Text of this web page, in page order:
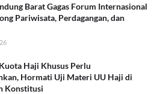
Barat Gagas Forum Internasional
Pariwisata, Perdagangan, dan
Haji Khusus Perlu
Hormati Uji Materi UU Haji di
Konstitusi